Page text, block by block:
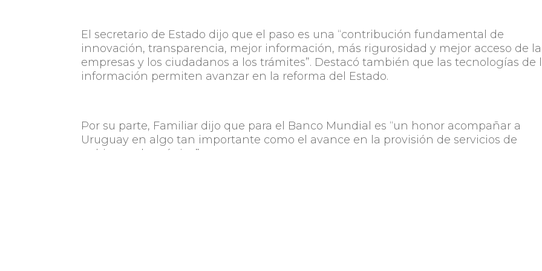
El secretario de Estado dijo que el paso es una “contribución fundamental de
innovación, transparencia, mejor información, más rigurosidad y mejor acceso de
empresas y los ciudadanos a los trámites”. Destacó también que las tecnologías de
información permiten avanzar en la reforma del Estado.
Por su parte, Familiar dijo que para el Banco Mundial es “un honor acompañar a
Uruguay en algo tan importante como el avance en la provisión de servicios de
gobierno electrónico”.